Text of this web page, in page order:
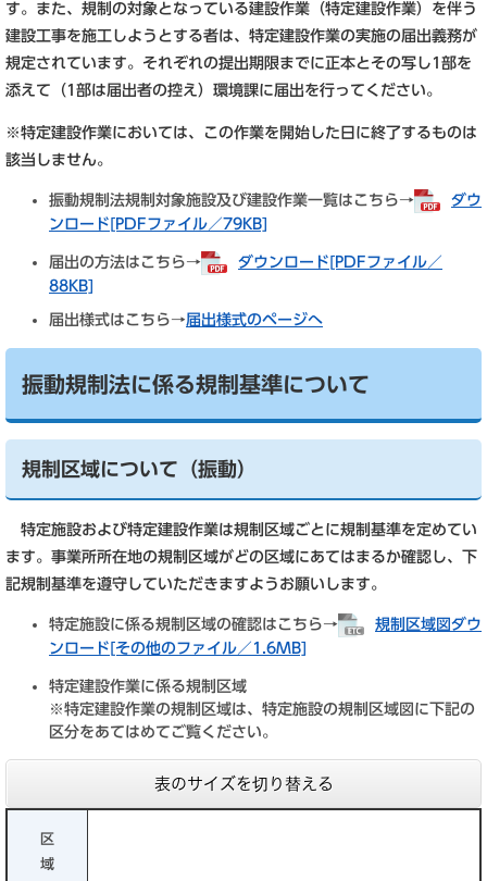
す。また、規制の対象となっている建設作業（特定建設作業）を伴う
建設工事を施工しようとする者は、特定建設作業の実施の届出義務が
規定されています。それぞれの提出期限までに正本とその写し1部を
添えて（1部は届出者の控え）環境課に届出を行ってください。
※特定建設作業においては、この作業を開始した日に終了するものは
該当しません。
振動規制法規制対象施設及び建設作業一覧はこちら→
ダウ
ンロード[PDFファイル／79KB]
届出の方法はこちら→
ダウンロード[PDFファイル／
88KB]
届出様式はこちら→届出様式のページへ
振動規制法に係る規制基準について
規制区域について（振動）
特定施設および特定建設作業は規制区域ごとに規制基準を定めてい
ます。事業所所在地の規制区域がどの区域にあてはまるか確認し、下
記規制基準を遵守していただきますようお願いします。
特定施設に係る規制区域の確認はこちら→
規制区域図ダウ
ンロード[その他のファイル／1.6MB]
特定建設作業に係る規制区域
※特定建設作業の規制区域は、特定施設の規制区域図に下記の
区分をあてはめてご覧ください。
表のサイズを切り替える
区
域